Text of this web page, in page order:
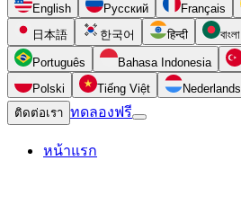
English Русский Français
日本語
한국어 हिन्दी বাংলা
Português Bahasa Indonesia
Polski
Tiếng Việt Nederlands
ติดต่อเรา ทดลองฟรี
หน้าแรก